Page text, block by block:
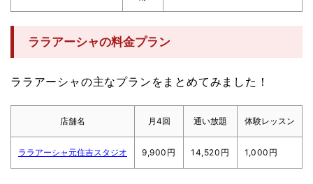
ララアーシャの料金プラン
ララアーシャの主なプランをまとめてみました！
店舗名 月4回 通い放題 体験レッスン
ララアーシャ元住吉スタジオ 9,900円 14,520円 1,000円